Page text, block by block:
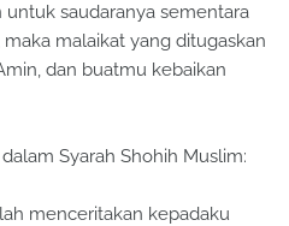
untuk saudaranya sementara
malaikat yang ditugaskan
dan buatmu kebaikan
Syarah Shohih Muslim:
menceritakan kepadaku